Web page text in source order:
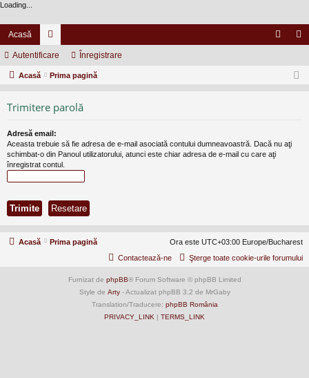
Loading...
Acasă
or
u eg
Autentificare Înregistrare
Acasă Prima pagină
Trimitere parolă
Adresă email:
Aceasta trebuie să fie adresa de e-mail asociată contului dumneavoastră. Dacă nu aţi
schimbat-o din Panoul utilizatorului, atunci este chiar adresa de e-mail cu care aţi
înregistrat contul.
Acasă Prima pagină
Ora este UTC+03:00 Europe/Bucharest
Şterge toate cookie-urile forumului
Contactează-ne
Furnizat de phpBB® Forum Software © phpBB Limited
Style de Arty- Actualizat phpBB 3.2 de MrGaby
Translation/Traducere: phpBB România
PRIVACY_LINK | TERMS_LINK